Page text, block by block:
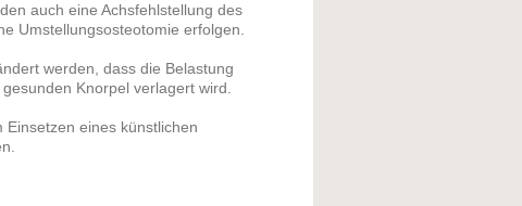
auch eine Achsfehlstellung des
Umstellungsosteotomie erfolgen.
werden, dass die Belastung
Knorpel verlagert wird.
eines künstlichen